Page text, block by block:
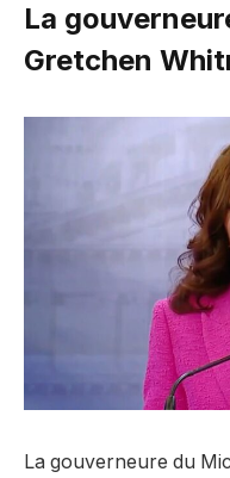
La
Gretchen
La gouverneure du